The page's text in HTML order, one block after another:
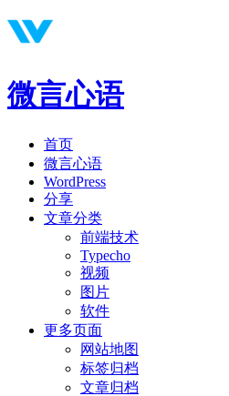
微言心语
首页
微言心语
WordPress
分享
文章分类
前端技术
Typecho
视频
图片
软件
更多页面
网站地图
标签归档
文章归档